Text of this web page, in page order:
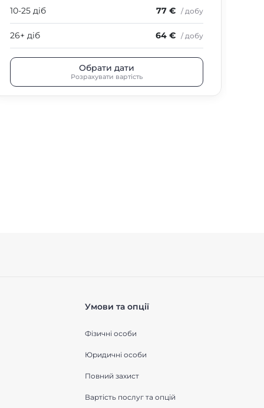
10-25 діб 77 € / добу
26+ діб 64 € / добу
Обрати дати
Розрахувати вартість
Умови та опції
Фізичні особи
Юридичні особи
Повний захист
Вартість послуг та опцій